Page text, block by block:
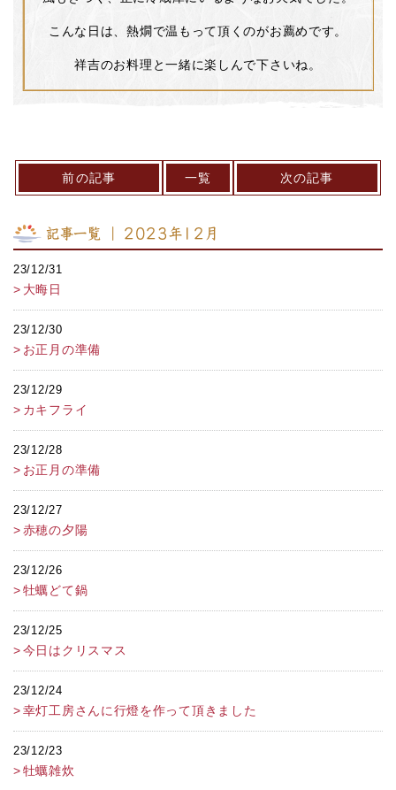
こんな日は、熱燗で温もって頂くのがお薦めです。
祥吉のお料理と一緒に楽しんで下さいね。
前の記事 一覧 次の記事
記事一覧 ｜ 2023年12月
23/12/31
大晦日
23/12/30
お正月の準備
23/12/29
カキフライ
23/12/28
お正月の準備
23/12/27
赤穂の夕陽
23/12/26
牡蠣どて鍋
23/12/25
今日はクリスマス
23/12/24
幸灯工房さんに行燈を作って頂きました
23/12/23
牡蠣雑炊